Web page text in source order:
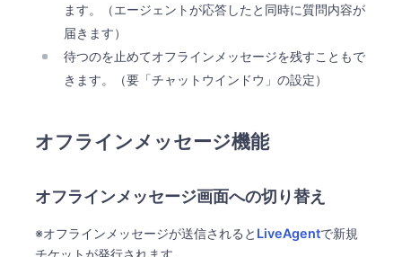
ます。（エージェントが応答したと同時に質問内容が
届きます）
待つのを止めてオフラインメッセージを残すこともで
きます。（要「チャットウインドウ」の設定）
オフラインメッセージ機能
オフラインメッセージ画面への切り替え
※オフラインメッセージが送信されると LiveAgentで新規
チケットが発行されます。